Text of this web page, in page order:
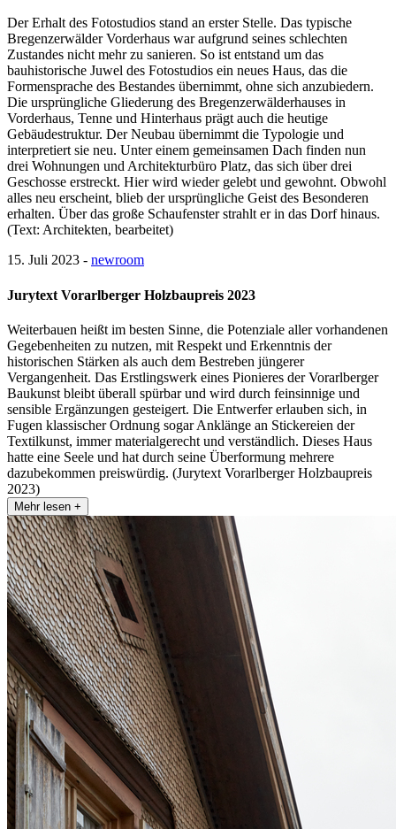
Der Erhalt des Fotostudios stand an erster Stelle. Das typische
Bregenzerwälder Vorderhaus war aufgrund seines schlechten
Zustandes nicht mehr zu sanieren. So ist entstand um das
bauhistorische Juwel des Fotostudios ein neues Haus, das die
Formensprache des Bestandes übernimmt, ohne sich anzubiedern.
Die ursprüngliche Gliederung des Bregenzerwälderhauses in
Vorderhaus, Tenne und Hinterhaus prägt auch die heutige
Gebäudestruktur. Der Neubau übernimmt die Typologie und
interpretiert sie neu. Unter einem gemeinsamen Dach finden nun
drei Wohnungen und Architekturbüro Platz, das sich über drei
Geschosse erstreckt. Hier wird wieder gelebt und gewohnt. Obwohl
alles neu erscheint, blieb der ursprüngliche Geist des Besonderen
erhalten. Über das große Schaufenster strahlt er in das Dorf hinaus.
(Text: Architekten, bearbeitet)
15. Juli 2023 - newroom
Jurytext Vorarlberger Holzbaupreis 2023
Weiterbauen heißt im besten Sinne, die Potenziale aller vorhandenen
Gegebenheiten zu nutzen, mit Respekt und Erkenntnis der
historischen Stärken als auch dem Bestreben jüngerer
Vergangenheit. Das Erstlingswerk eines Pionieres der Vorarlberger
Baukunst bleibt überall spürbar und wird durch feinsinnige und
sensible Ergänzungen gesteigert. Die Entwerfer erlauben sich, in
Fugen klassischer Ordnung sogar Anklänge an Stickereien der
Textilkunst, immer materialgerecht und verständlich. Dieses Haus
hatte eine Seele und hat durch seine Überformung mehrere
dazubekommen preiswürdig. (Jurytext Vorarlberger Holzbaupreis
2023)
Mehr lesen +